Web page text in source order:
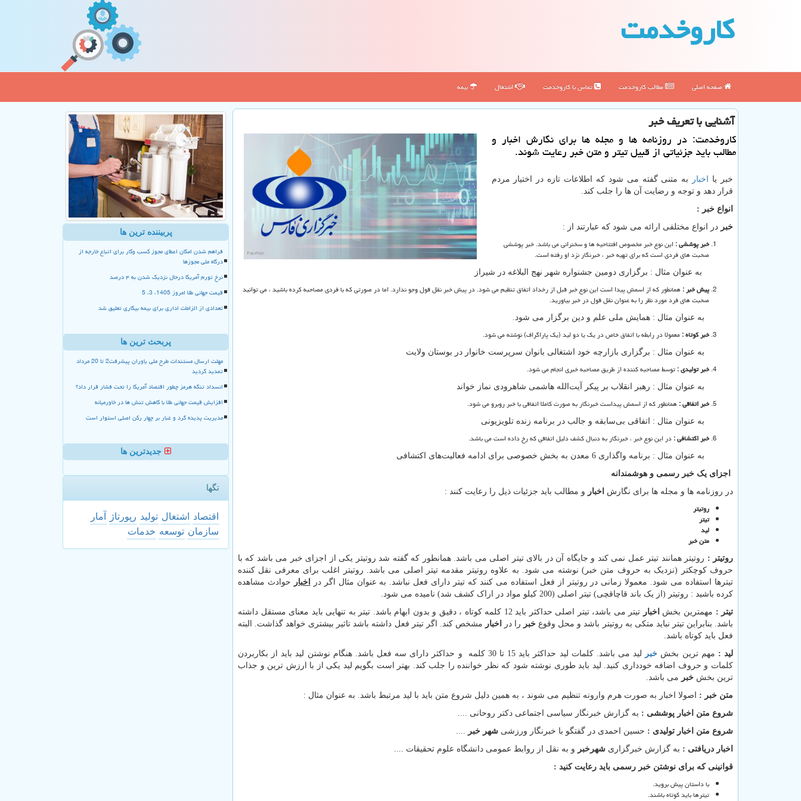
كاروخدمت
صفحه اصلی مطالب كاروخدمت تماس با كاروخدمت اشتغال بیمه
آشنایی با تعریف خبر
كاروخدمت: در روزنامه ها و مجله ها برای نگارش اخبار و
مطالب باید جزئیاتی از قبیل تیتر و متن خبر رعایت شوند.
خبر یا اخبار
به متنی گفته می شود که اطلاعات تازه در اختیار مردم
قرار دهد و توجه و رضایت آن ها را جلب کند.
انواع خبر :
خبر در انواع مختلفی ارائه می شود که عبارتند از :
خبر پوششی :این نوع خبر مخصوص افتتاحیه ها و سخنرانی می باشد. خبر پوششی
صحبت های فردی است که برای تهیه خبر ، خبرنگار نزد او رفته است.
به عنوان مثال : برگزاری دومین جشنواره شهر نهج البلاغه در شیراز
پیش خبر : همانطور که از اسمش پیدا است این نوع خبر قبل از رخداد اتفاق تنظیم می شود. در پیش خبر نقل قول وجو ندارد. اما در صورتی که با فردی مصاحبه کرده باشید ، می توانید
صحبت های فرد مورد نظر را به عنوان نقل قول در خبر بیاورید.
به عنوان مثال : همایش ملی علم و دین برگزار می شود.
خبر کوتاه :معمولا در رابطه با اتفاق خاص در یک یا دو لید (یک پاراگراف) نوشته می شود.
به عنوان مثال : برگزاری بازارچه خود اشتغالی بانوان سرپرست خانوار در بوستان ولایت
خبر تولیدی :توسط مصاحبه کننده از طریق مصاحبه خبری انجام می شود.
به عنوان مثال : رهبر انقلاب بر پیکر آیت‌الله هاشمی شاهرودی نماز خواند
خبر اتفاقی : همانطور که از اسمش پیداست خبرنگار به صورت کاملا اتفاقی با خبر روبرو می شود.
به عنوان مثال : اتفاقی بی‌سابقه و جالب در برنامه زنده تلویزیونی
خبر اکتشافی :در این نوع خبر ، خبرنگار به دنبال کشف دلیل اتفاقی که رخ داده است می باشد.
به عنوان مثال : برنامه واگذاری 6 معدن به بخش خصوصی برای ادامه فعالیت‌های اکتشافی
اجزای یک خبر رسمی و هوشمندانه
در روزنامه ها و مجله ها برای نگارش اخبار و مطالب باید جزئیات ذیل را رعایت کنند :
روتیتر
تیتر
لید
متن خبر
روتیتر : روتیتر همانند تیتر عمل نمی کند و جایگاه آن در بالای تیتر اصلی می باشد. همانطور که گفته شد روتیتر یکی از اجزای خبر می باشد که با
حروف کوچکتر (نزدیک به حروف متن خبر) نوشته می شود. به علاوه روتیتر مقدمه تیتر اصلی می باشد. روتیتر اغلب برای معرفی نقل کننده
تیترها استفاده می شود. معمولا زمانی در روتیتر از فعل استفاده می کنند که تیتر دارای فعل نباشد. به عنوان مثال اگر در
اخبار
حوادث مشاهده
کرده باشید : روتیتر (از یک باند قاچاقچی) تیتر اصلی (200 کیلو مواد در اراک کشف شد) نامیده می شود.
تیتر : مهمترین بخش اخبار
تیتر می باشد، تیتر اصلی حداکثر باید 12 کلمه کوتاه ، دقیق و بدون ابهام باشد. تیتر به تنهایی باید معنای مستقل داشته
باشد. بنابراین تیتر نباید متکی به روتیتر باشد و محل وقوع خبر را در اخبار مشخص کند. اگر تیتر فعل داشته باشد تاثیر بیشتری خواهد گذاشت. البته
فعل باید کوتاه باشد.
لید : مهم ترین بخش خبر
لید می باشد. کلمات لید حداکثر باید 15 تا 30 کلمه و حداکثر دارای سه فعل باشد. هنگام نوشتن لید باید از بکاربردن
کلمات و حروف اضافه خودداری کنید. لید باید طوری نوشته شود که نظر خواننده را جلب کند. بهتر است بگویم لید یکی از با ارزش ترین و جذاب
ترین بخش خبر می باشد.
متن خبر : اصولا اخبار به صورت هرم وارونه تنظیم می شوند ، به همین دلیل شروع متن باید با لید مرتبط باشد. به عنوان مثال :
شروع متن اخبار پوششی : به گزارش خبرنگار سیاسی اجتماعی دکتر روحانی ....
شروع متن اخبار تولیدی : حسین احمدی در گفتگو با خبرنگار ورزشی شهر خبر ....
اخبار دریافتی : به گزارش خبرگزاری شهرخبر و به نقل از روابط عمومی دانشگاه علوم تحقیقات ....
قوانینی که برای نوشتن خبر رسمی باید رعایت کنید :
با داستان پیش بروید.
تیترها باید کوتاه باشند.
پربیننده ترین ها
فراهم شدن امکان اعطای مجوز کسب وکار برای اتباع خارجه از
درگاه ملی مجوزها
نرخ تورم آمریکا درحال نزدیک شدن به ۴ درصد
قیمت جهانی طلا امروز 1405، 3، 5
تعدادی از الزامات اداری برای بیمه بیکاری تعلیق شد
پربحث ترین ها
مهلت ارسال مستندات طرح ملی یاوران پیشرفت2 تا 20 مرداد
تمدید گردید
انسداد تنگه هرمز چطور اقتصاد آمریکا را تحت فشار قرار داد؟
افزایش قیمت جهانی طلا با کاهش تنش ها در خاورمیانه
مدیریت پدیده گرد و غبار بر چهار رکن اصلی استوار است
جدیدترین ها
تگها
اقتصاد اشتغال تولید رپورتاژ
آمار
سازمان توسعه خدمات